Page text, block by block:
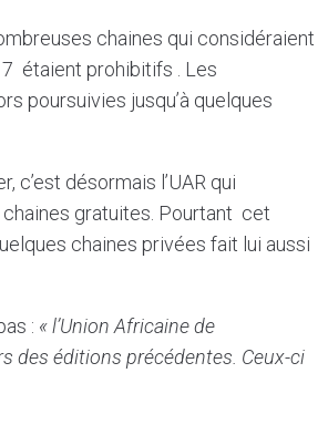
chaines qui considéraient
étaient prohibitifs . Les
poursuivies jusqu’à quelques
c’est désormais l’UAR qui
gratuites. Pourtant cet
chaines privées fait lui aussi
: « l’Union Africaine de
des éditions précédentes. Ceux-ci